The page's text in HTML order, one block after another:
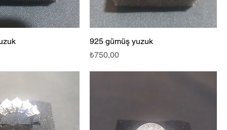
925 gümüş yuzuk
Fiyat
₺750,00